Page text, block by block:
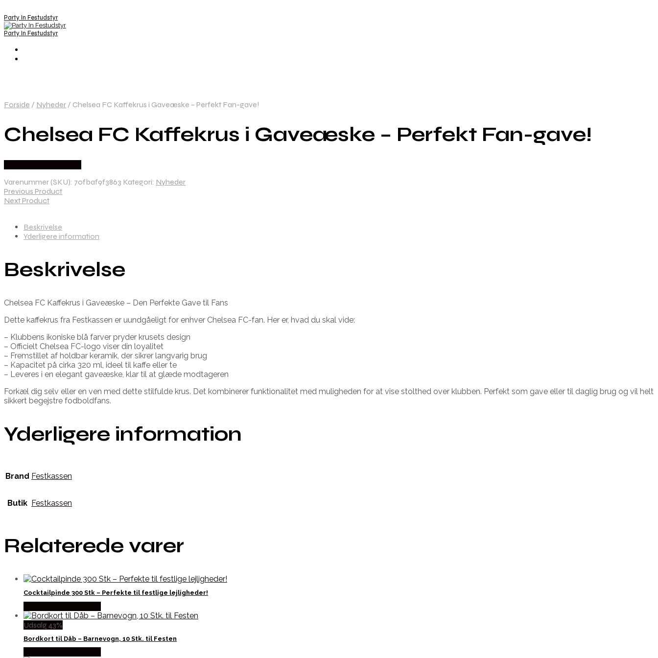
Party In Festudstyr
Party In Festudstyr
Forside / Nyheder / Chelsea FC Kaffekrus i Gaveæske – Perfekt Fan-gave!
Chelsea FC Kaffekrus i Gaveæske – Perfekt Fan-gave!
Varenummer (SKU): 70fbaf9f3863 Kategori: Nyheder
Previous Product
Next Product
Beskrivelse
Yderligere information
Beskrivelse
Chelsea FC Kaffekrus i Gaveæske – Den Perfekte Gave til Fans
Dette kaffekrus fra Festkassen er uundgåeligt for enhver Chelsea FC-fan. Her er, hvad du skal vide:
– Klubbens ikoniske blå farver pryder krusets design
– Officielt Chelsea FC-logo viser din loyalitet
– Fremstillet af holdbar keramik, der sikrer langvarig brug
– Kapacitet på cirka 320 ml, ideel til kaffe eller te
– Leveres i en elegant gaveæske, klar til at glæde modtageren
Forkæl dig selv eller en ven med dette stilfulde krus. Det kombinerer funktionalitet med muligheden for at vise stolthed over klubben. Perfekt som gave eller til daglig brug og vil helt
sikkert begejstre fodboldfans.
Yderligere information
Brand Festkassen
Butik Festkassen
Relaterede varer
Cocktailpinde 300 Stk – Perfekte til festlige lejligheder!
Udsalg 43%
Bordkort til Dåb – Barnevogn, 10 Stk. til Festen